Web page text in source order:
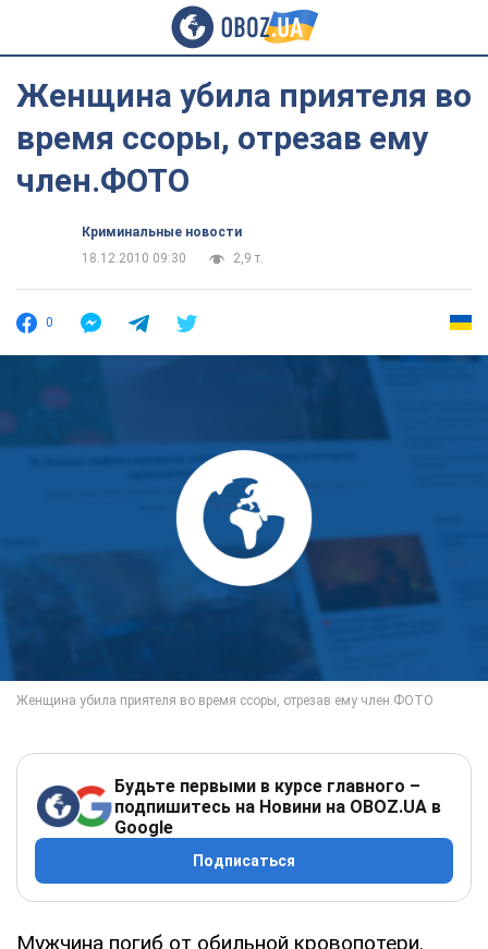
Женщина убила приятеля во
время ссоры, отрезав ему
член.ФОТО
Криминальные новости
18.12.2010 09:30
2,9 т.
0
Будьте первыми в курсе главного –
подпишитесь на Новини на OBOZ.UA в
Google
Подписаться
Мужчина погиб от обильной кровопотери.